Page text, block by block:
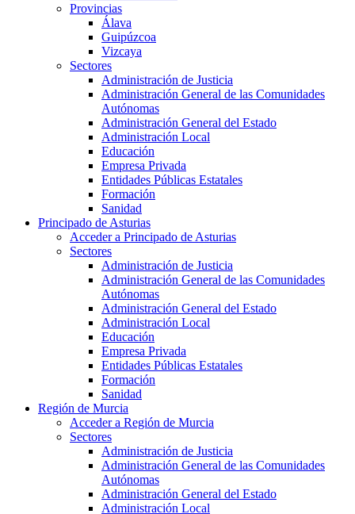
Provincias
Álava
Guipúzcoa
Vizcaya
Sectores
Administración de Justicia
Administración General de las Comunidades
Autónomas
Administración General del Estado
Administración Local
Educación
Empresa Privada
Entidades Públicas Estatales
Formación
Sanidad
Principado de Asturias
Acceder a Principado de Asturias
Sectores
Administración de Justicia
Administración General de las Comunidades
Autónomas
Administración General del Estado
Administración Local
Educación
Empresa Privada
Entidades Públicas Estatales
Formación
Sanidad
Región de Murcia
Acceder a Región de Murcia
Sectores
Administración de Justicia
Administración General de las Comunidades
Autónomas
Administración General del Estado
Administración Local